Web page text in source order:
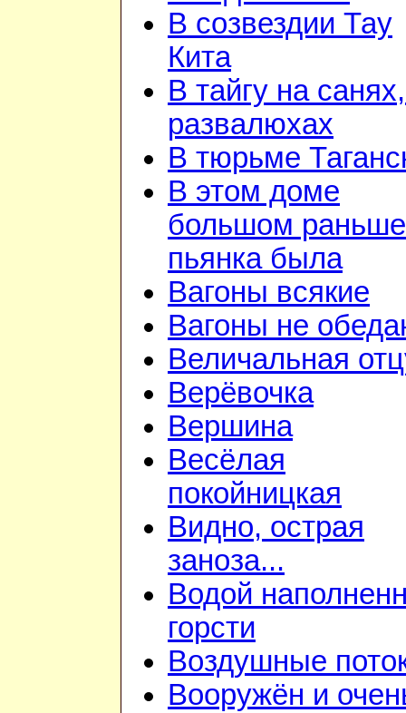
В созвездии Тау
Кита
В тайгу на
развалюхах
В тюрьме
В этом доме
большом раньше
пьянка была
Вагоны всякие
Вагоны не
Величальная
Верёвочка
Вершина
Весёлая
покойницкая
Видно, острая
заноза...
Водой
горсти
Воздушные
Вооружён и